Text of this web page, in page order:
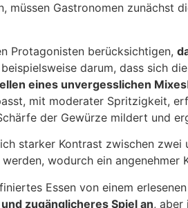
Gastronomen zunächst
Protagonisten berücksichtigen,
darum, dass sich
eines unvergesslichen Mixes
mit moderater Spritzigkeit,
der Gewürze mildert und
starker Kontrast zwischen zwei
wodurch ein angenehmer
Essen von einem
zugänglicheres Spiel an, aber